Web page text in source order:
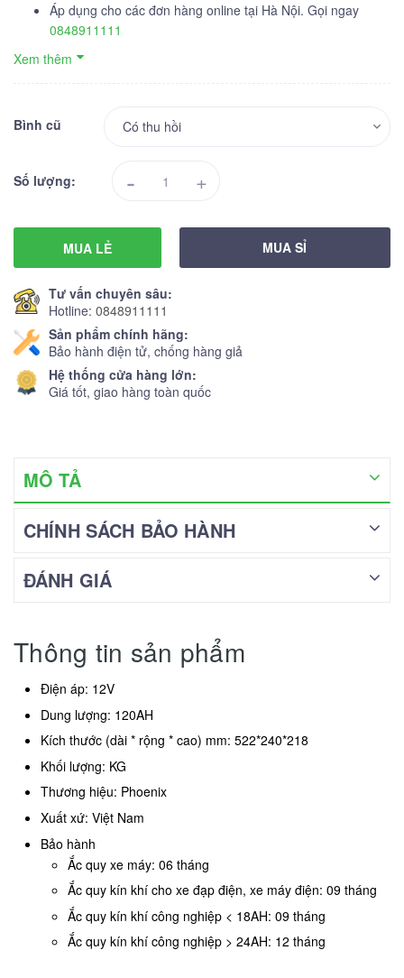
Áp dụng cho các đơn hàng online tại Hà Nội. Gọi ngay
0848911111
Xem thêm
Bình cũ
Số lượng: - +
MUA LẺ MUA SỈ
Tư vấn chuyên sâu:
Hotline: 0848911111
Sản phẩm chính hãng:
Bảo hành điện tử, chống hàng giả
Hệ thống cửa hàng lớn:
Giá tốt, giao hàng toàn quốc
MÔ TẢ
CHÍNH SÁCH BẢO HÀNH
ĐÁNH GIÁ
Thông tin sản phẩm
Điện áp: 12V
Dung lượng: 120AH
Kích thước (dài * rộng * cao) mm: 522*240*218
Khối lượng: KG
Thương hiệu: Phoenix
Xuất xứ: Việt Nam
Bảo hành
Ắc quy xe máy: 06 tháng
Ắc quy kín khí cho xe đạp điện, xe máy điện: 09 tháng
Ắc quy kín khí công nghiệp < 18AH: 09 tháng
Ắc quy kín khí công nghiệp > 24AH: 12 tháng